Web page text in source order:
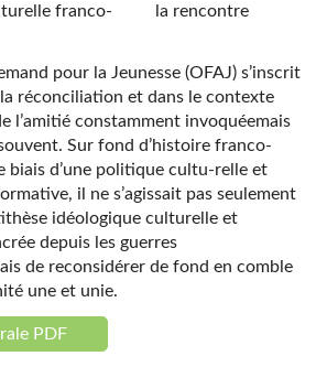
franco-
pour la Jeunesse (OFAJ) s’inscrit
réconciliation et dans le contexte
l’amitié constamment invoquéemais
Sur fond d’histoire franco-
biais d’une politique cultu-relle et
il ne s’agissait pas seulement
idéologique culturelle et
depuis les guerres
de reconsidérer de fond en comble
une et unie.
PDF